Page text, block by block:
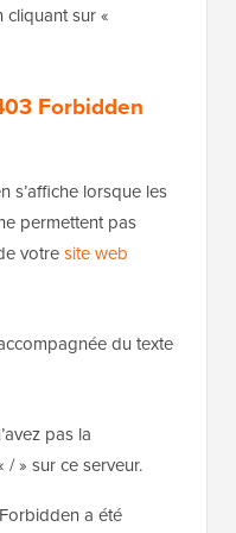
cliquant sur «
Forbidden
s’affiche lorsque les
permettent pas
votresite web
du texte
pas la
/ » sur ce serveur.
a été